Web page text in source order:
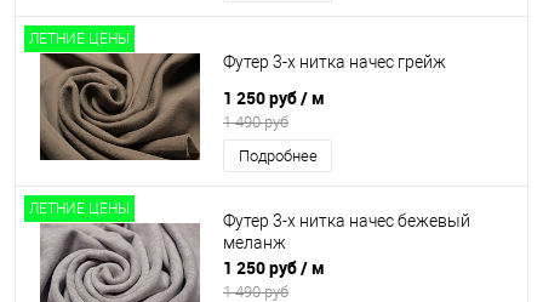
ЛЕТНИЕ ЦЕНЫ
Футер 3-х нитка начес грейж
1 250 руб/ м
1 490 руб
Подробнее
ЛЕТНИЕ ЦЕНЫ
Футер 3-х нитка начес бежевый
меланж
1 250 руб/ м
1 490 руб